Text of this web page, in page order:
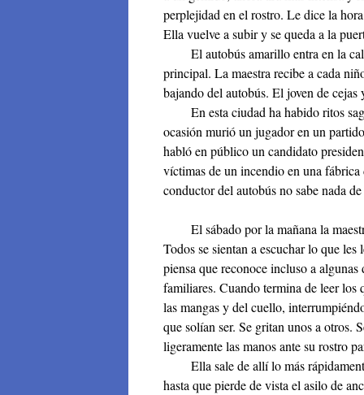
perplejidad en el rostro. Le dice la
Ella vuelve a subir y se queda a la
El autobús amarillo entra en la
principal. La maestra recibe a cada
bajando del autobús. El joven de
En esta ciudad ha habido ritos
ocasión murió un jugador en un
habló en público un candidato
víctimas de un incendio en una
conductor del autobús no sabe nada
El sábado por la mañana la
Todos se sientan a escuchar lo que
piensa que reconoce incluso a
familiares. Cuando termina de leer los
las mangas y del cuello,
que solían ser. Se gritan unos a otros.
ligeramente las manos ante su rostro
Ella sale de allí lo más
hasta que pierde de vista el asilo de